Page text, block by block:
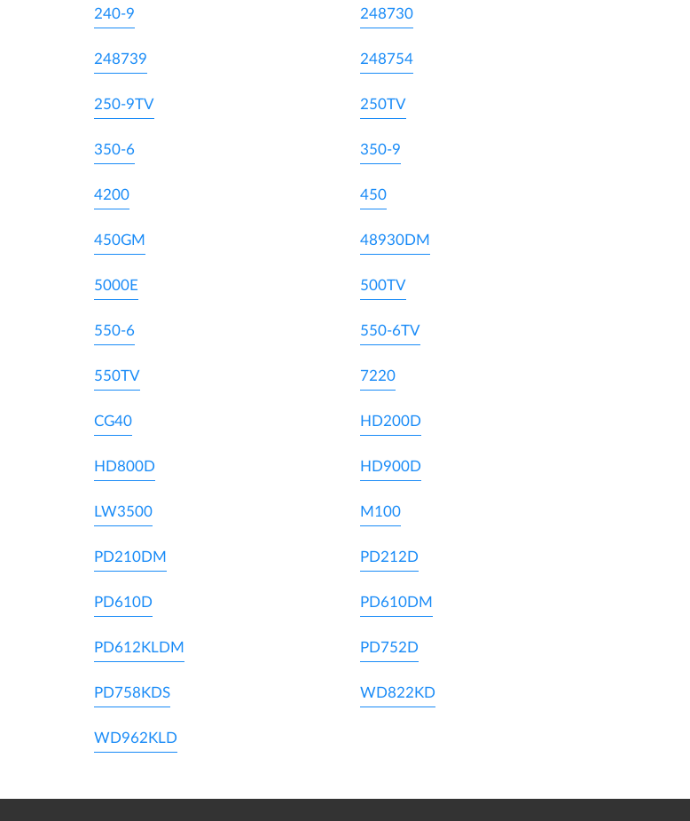
240-9 248730
248739 248754
250-9TV 250TV
350-6 350-9
4200 450
450GM 48930DM
5000E 500TV
550-6 550-6TV
550TV 7220
CG40 HD200D
HD800D HD900D
LW3500 M100
PD210DM PD212D
PD610D PD610DM
PD612KLDM PD752D
PD758KDS WD822KD
WD962KLD